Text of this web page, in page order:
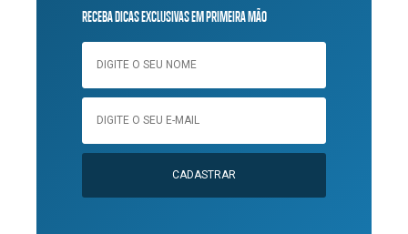
RECEBA DICAS EXCLUSIVAS EM PRIMEIRA MÃO
CADASTRAR